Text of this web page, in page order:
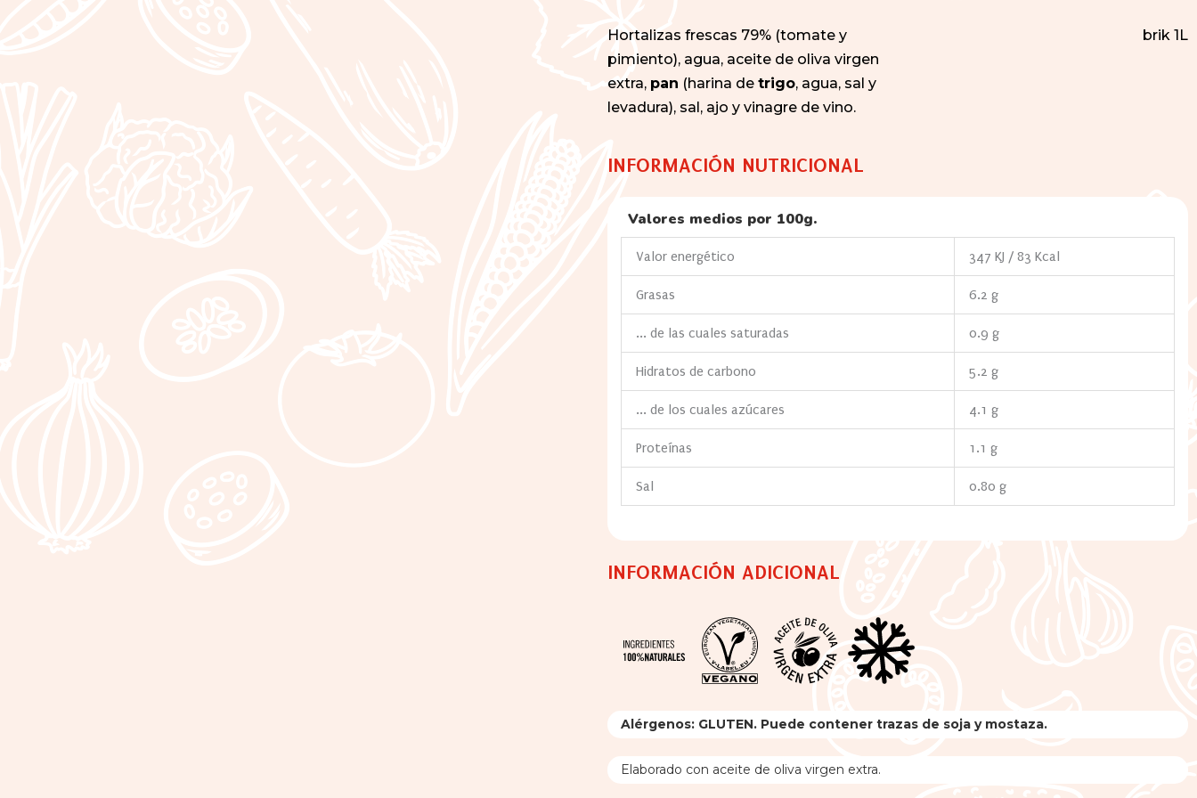
Hortalizas frescas 79% (tomate y
pimiento), agua, aceite de oliva virgen
extra, pan (harina de trigo, agua, sal y
levadura), sal, ajo y vinagre de vino.
brik 1L
INFORMACIÓN NUTRICIONAL
Valores medios por 100g.
Valor energético 347 KJ / 83 Kcal
Grasas 6.2 g
... de las cuales saturadas 0.9 g
Hidratos de carbono 5.2 g
... de los cuales azúcares 4.1 g
Proteínas 1.1 g
Sal 0.80 g
INFORMACIÓN ADICIONAL
Alérgenos: GLUTEN. Puede contener trazas de soja y mostaza.
Elaborado con aceite de oliva virgen extra.